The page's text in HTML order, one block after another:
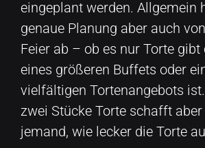
eingeplant werden. Allgemein
genaue Planung aber auch
Feier ab – ob es nur Torte gibt
eines größeren Buffets oder
vielfältigen Tortenangebots
zwei Stücke Torte schafft
jemand, wie lecker die Torte